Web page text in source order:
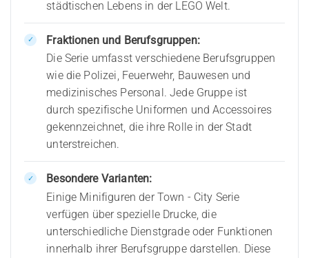
städtischen Lebens in der LEGO Welt.
Fraktionen und Berufsgruppen:
Die Serie umfasst verschiedene Berufsgruppen
wie die Polizei, Feuerwehr, Bauwesen und
medizinisches Personal. Jede Gruppe ist
durch spezifische Uniformen und Accessoires
gekennzeichnet, die ihre Rolle in der Stadt
unterstreichen.
Besondere Varianten:
Einige Minifiguren der Town - City Serie
verfügen über spezielle Drucke, die
unterschiedliche Dienstgrade oder Funktionen
innerhalb ihrer Berufsgruppe darstellen. Diese